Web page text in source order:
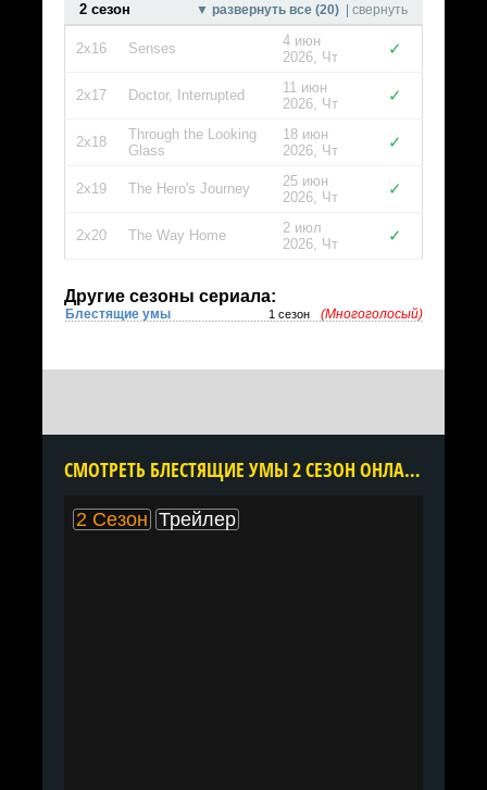
2 сезон ▼ развернуть все (20) | свернуть
2x16 Senses
4 июн
2026, Чт
✓
2x17 Doctor, Interrupted
11 июн
2026, Чт
✓
2x18
Through the Looking
Glass
18 июн
2026, Чт
✓
2x19 The Hero's Journey
25 июн
2026, Чт
✓
2x20 The Way Home
2 июл
2026, Чт
✓
Другие сезоны сериала:
Блестящие умы 1 сезон (Многоголосый)
CМОТРЕТЬ БЛЕСТЯЩИЕ УМЫ 2 СЕЗОН ОНЛАЙН В ХОРОШЕМ КАЧЕСТВЕ ВСЕ СЕРИИ ПОДРЯД БЕСПЛАТНО
2 Сезон Трейлер